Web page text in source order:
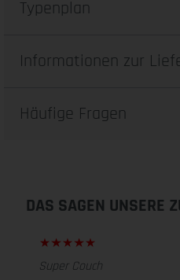
Typenplan
Informationen zur
Häufige Fragen
DAS SAGEN UNSERE
Super Couch